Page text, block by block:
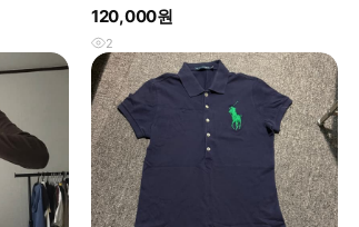
120,000원
2